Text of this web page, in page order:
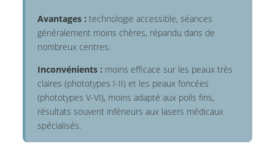
Avantages : technologie accessible, séances
généralement moins chères, répandu dans de
nombreux centres.
Inconvénients : moins efficace sur les peaux très
claires (phototypes I-II) et les peaux foncées
(phototypes V-VI), moins adapté aux poils fins,
résultats souvent inférieurs aux lasers médicaux
spécialisés.